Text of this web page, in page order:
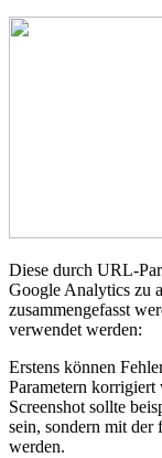
Diese durch URL-
Google Analytics zu
zusammengefasst
verwendet werden:
Erstens können
Parametern
Screenshot sollte
sein, sondern mit der
werden.